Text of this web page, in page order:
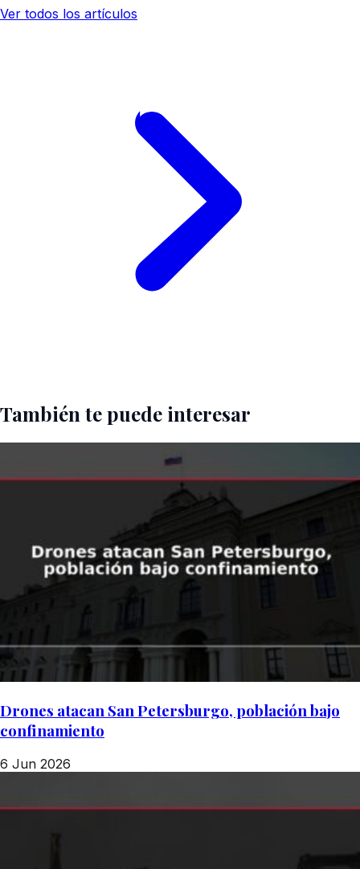
Ver todos los artículos
También te puede interesar
Drones atacan San Petersburgo, población bajo
confinamiento
6 Jun 2026